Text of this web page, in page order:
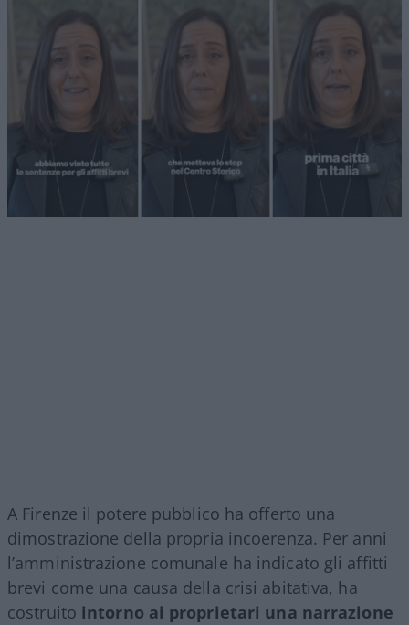
A Firenze il potere pubblico ha offerto una
dimostrazione della propria incoerenza. Per anni
l’amministrazione comunale ha indicato gli affitti
brevi come una causa della crisi abitativa, ha
costruito intorno ai proprietari una narrazione